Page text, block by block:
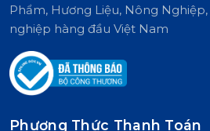
Phẩm, Hương Liệu, Nông
nghiệp hàng đầu Việt Nam
Phương Thức Thanh Toán